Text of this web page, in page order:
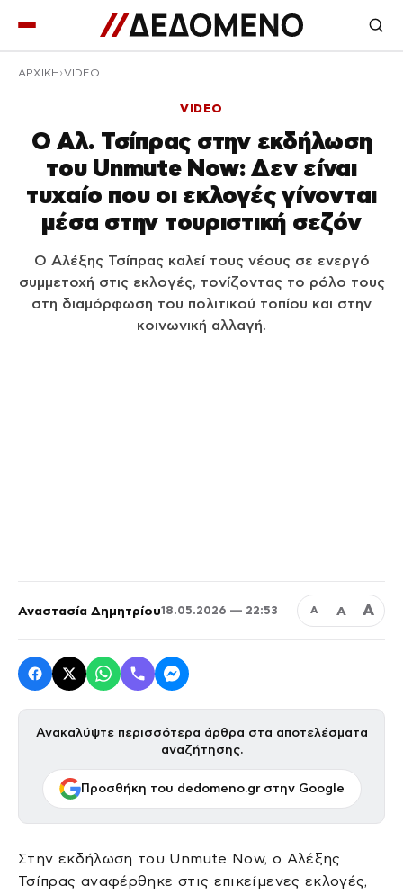
ΑΡΧΙΚΉ VIDEO
VIDEO
Ο Αλ. Τσίπρας στην εκδήλωση
του Unmute Now: Δεν είναι
τυχαίο που οι εκλογές γίνονται
μέσα στην τουριστική σεζόν
Ο Αλέξης Τσίπρας καλεί τους νέους σε ενεργό
συμμετοχή στις εκλογές, τονίζοντας το ρόλο τους
στη διαμόρφωση του πολιτικού τοπίου και στην
κοινωνική αλλαγή.
Αναστασία Δημητρίου18.05.2026 — 22:53 Α Α Α
Ανακαλύψτε περισσότερα άρθρα στα αποτελέσματα
αναζήτησης.
Προσθήκη του dedomeno.gr στην Google
Στην εκδήλωση του Unmute Now, ο Αλέξης
Τσίπρας αναφέρθηκε στις επικείμενες εκλογές,